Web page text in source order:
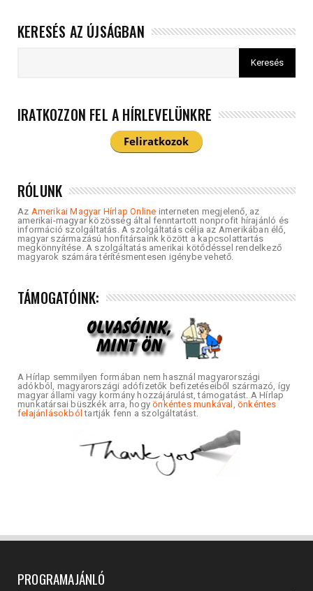
KERESÉS AZ ÚJSÁGBAN
IRATKOZZON FEL A HÍRLEVELÜNKRE
RÓLUNK
Az Amerikai Magyar Hírlap Online interneten megjelenő, az
amerikai-magyar közösség által fenntartott nonprofit hírajánló és
információ szolgáltatás. A szolgáltatás célja az Amerikában élő,
magyar származású honfitársaink között a kapcsolattartás
megkönnyítése. A szolgáltatás amerikai kötődéssel rendelkező
magyarok számára térítésmentesen igénybe vehető.
TÁMOGATÓINK:
A Hírlap semmilyen formában nem használ magyarországi
adókból, magyarországi adófizetők befizetéseiből származó, így
magyar állami vagy kormány hozzájárulást, támogatást. A Hírlap
munkatársai büszkék arra, hogyönkéntes munkával, önkéntes
felajánlásokból tartják fenn a szolgáltatást.
PROGRAMAJÁNLÓ